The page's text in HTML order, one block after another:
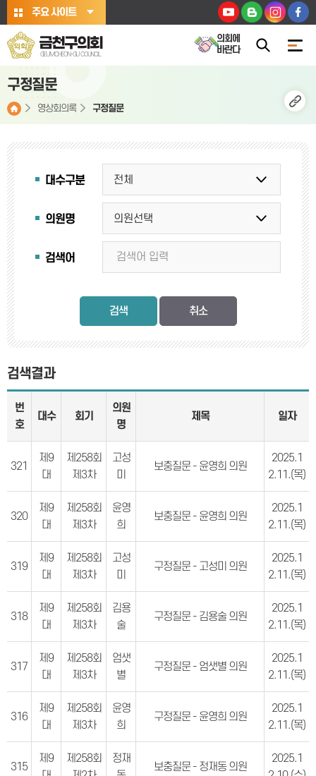
본문바로가기주요 사이트
금천구의회
GEUMCHEON-GU COUNCIL
의회에
바란다
구정질문
영상회의록 구정질문
대수구분
의원명
검색어
검색
검색결과
번
호
대수 회기
의원
명
제목 일자
321
제9
대
제258회
제3차
고성
미
보충질문 - 윤영희 의원
2025.1
2.11.(목)
320
제9
대
제258회
제3차
윤영
희
보충질문 - 윤영희 의원
2025.1
2.11.(목)
319
제9
대
제258회
제3차
고성
미
구정질문 - 고성미 의원
2025.1
2.11.(목)
318
제9
대
제258회
제3차
김용
술
구정질문 - 김용술 의원
2025.1
2.11.(목)
317
제9
대
제258회
제3차
엄샛
별
구정질문 - 엄샛별 의원
2025.1
2.11.(목)
316
제9
대
제258회
제3차
윤영
희
구정질문 - 윤영희 의원
2025.1
2.11.(목)
315
제9
제258회
정재
보충질문 - 정재동 의원
2025.1